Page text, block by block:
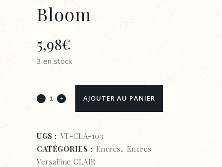
Bloom
5,98€
3 en stock
Tsukineko
VersaFine
Clair
AJOUTER AU PANIER
UGS : VF-CLA-103
CATÉGORIES : Encres, Encres
VersaFine CLAIR